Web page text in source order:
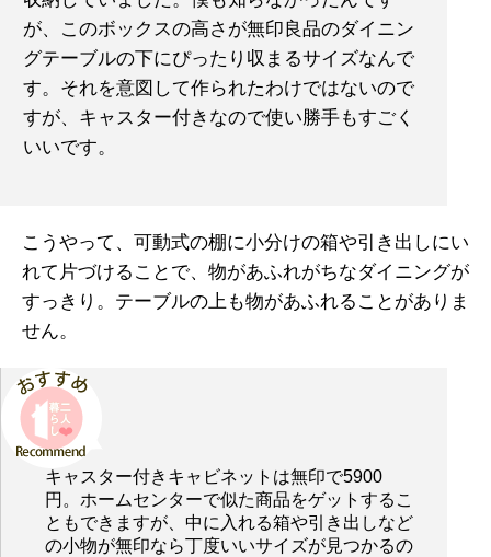
が、このボックスの高さが無印良品のダイニン
グテーブルの下にぴったり収まるサイズなんで
す。それを意図して作られたわけではないので
すが、キャスター付きなので使い勝手もすごく
いいです。
こうやって、可動式の棚に小分けの箱や引き出しにい
れて片づけることで、物があふれがちなダイニングが
すっきり。テーブルの上も物があふれることがありま
せん。
キャスター付きキャビネットは無印で5900
円。ホームセンターで似た商品をゲットするこ
ともできますが、中に入れる箱や引き出しなど
の小物が無印なら丁度いいサイズが見つかるの